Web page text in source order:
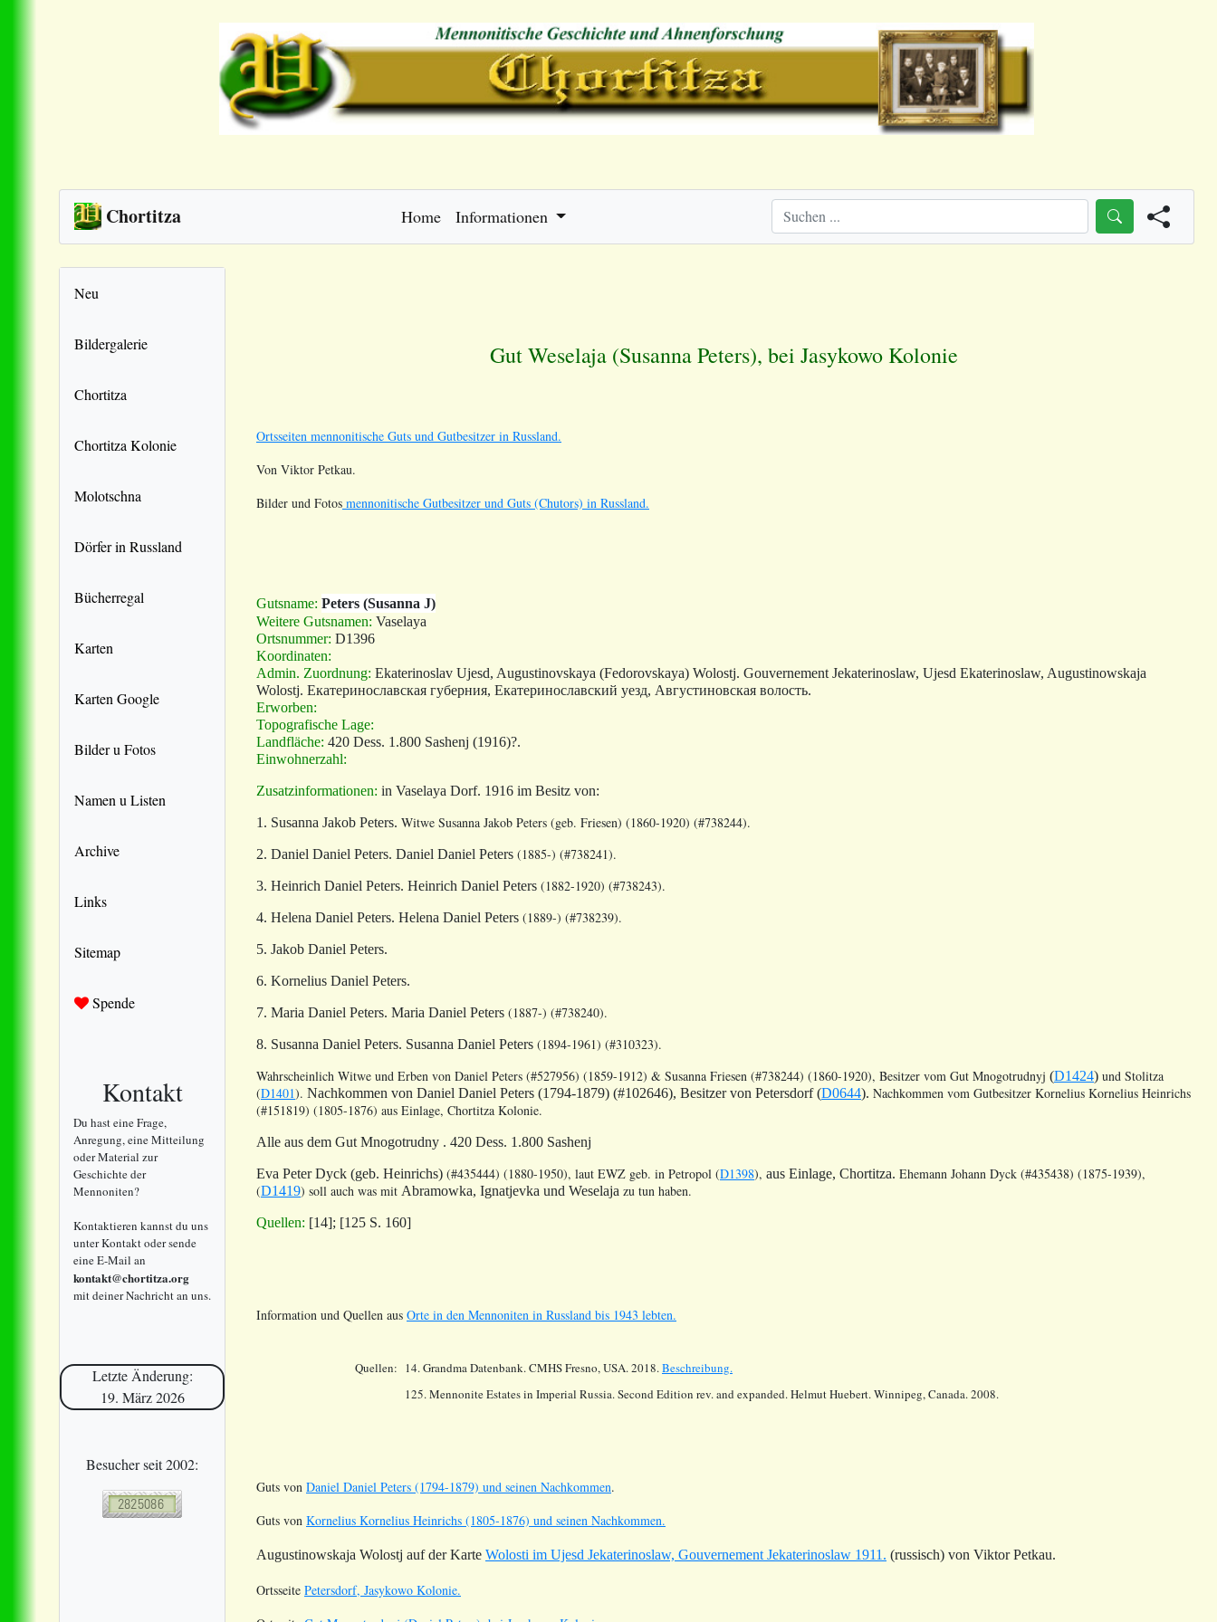
Chortitza Home Informationen
Neu
Bildergalerie
Chortitza
Chortitza Kolonie
Molotschna
Dörfer in Russland
Bücherregal
Karten
Karten Google
Bilder u Fotos
Namen u Listen
Archive
Links
Sitemap
Spende
Kontakt
Du hast eine Frage,
Anregung, eine Mitteilung
oder Material zur
Geschichte der
Mennoniten?
Kontaktieren kannst du uns
unter Kontakt oder sende
eine E-Mail an
kontakt@chortitza.org
mit deiner Nachricht an uns.
Letzte Änderung:
19. März 2026
Besucher seit 2002:
Gut Weselaja (Susanna Peters), bei Jasykowo Kolonie
Ortsseiten mennonitische Guts und Gutbesitzer in Russland.
Von Viktor Petkau.
Bilder und Fotos mennonitische Gutbesitzer und Guts (Chutors) in Russland.
Gutsname: Peters (Susanna J)
Weitere Gutsnamen: Vaselaya
Ortsnummer: D1396
Koordinaten:
Admin. Zuordnung: Ekaterinoslav Ujesd, Augustinovskaya (Fedorovskaya) Wolostj. Gouvernement Jekaterinoslaw, Ujesd Ekaterinoslaw, Augustinowskaja
Wolostj. Екатеринославская губерния, Екатеринославский уезд, Августиновская волость.
Erworben:
Topografische Lage:
Landfläche: 420 Dess. 1.800 Sashenj (1916)?.
Einwohnerzahl:
Zusatzinformationen: in Vaselaya Dorf. 1916 im Besitz von:
1. Susanna Jakob Peters. Witwe Susanna Jakob Peters (geb. Friesen) (1860-1920) (#738244).
2. Daniel Daniel Peters. Daniel Daniel Peters (1885-) (#738241).
3. Heinrich Daniel Peters. Heinrich Daniel Peters (1882-1920) (#738243).
4. Helena Daniel Peters. Helena Daniel Peters (1889-) (#738239).
5. Jakob Daniel Peters.
6. Kornelius Daniel Peters.
7. Maria Daniel Peters. Maria Daniel Peters (1887-) (#738240).
8. Susanna Daniel Peters. Susanna Daniel Peters (1894-1961) (#310323).
Wahrscheinlich Witwe und Erben von Daniel Peters (#527956) (1859-1912) & Susanna Friesen (#738244) (1860-1920), Besitzer vom Gut Mnogotrudnyj (D1424) und Stolitza
(D1401). Nachkommen von Daniel Daniel Peters (1794-1879) (#102646), Besitzer von Petersdorf (D0644). Nachkommen vom Gutbesitzer Kornelius Kornelius Heinrichs
(#151819) (1805-1876) aus Einlage, Chortitza Kolonie.
Alle aus dem Gut Mnogotrudny . 420 Dess. 1.800 Sashenj
Eva Peter Dyck (geb. Heinrichs) (#435444) (1880-1950), laut EWZ geb. in Petropol (D1398), aus Einlage, Chortitza. Ehemann Johann Dyck (#435438) (1875-1939),
(D1419) soll auch was mit Abramowka, Ignatjevka und Weselaja zu tun haben.
Quellen: [14]; [125 S. 160]
Information und Quellen aus Orte in den Mennoniten in Russland bis 1943 lebten.
Quellen: 14.Grandma Datenbank. CMHS Fresno, USA. 2018.Beschreibung.
125. Mennonite Estates in Imperial Russia. Second Edition rev. and expanded. Helmut Huebert. Winnipeg, Canada. 2008.
Guts von Daniel Daniel Peters (1794-1879) und seinen Nachkommen.
Guts von Kornelius Kornelius Heinrichs (1805-1876) und seinen Nachkommen.
Augustinowskaja Wolostj auf der Karte Wolosti im Ujesd Jekaterinoslaw, Gouvernement Jekaterinoslaw 1911. (russisch) von Viktor Petkau.
Ortsseite Petersdorf, Jasykowo Kolonie.